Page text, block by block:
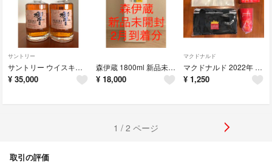
サントリー
サントリー ウイスキー 響 ブレンダーズチョイス 700ml 2本
¥ 35,000
森伊蔵 1800ml 新品未開封
¥ 18,000
マクドナルド
マクドナルド 2022年 福袋
¥ 1,250
1 / 2 ページ
取引の評価